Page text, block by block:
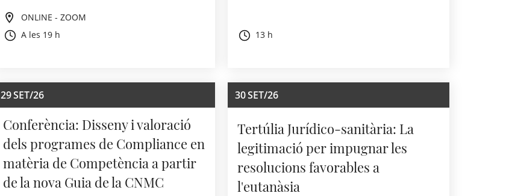
ONLINE - ZOOM
A les 19 h
13 h
29SET/26
Conferència: Disseny i valoració
dels programes de Compliance en
matèria de Competència a partir
de la nova Guia de la CNMC
30SET/26
Tertúlia Jurídico-sanitària: La
legitimació per impugnar les
resolucions favorables a
l'eutanàsia